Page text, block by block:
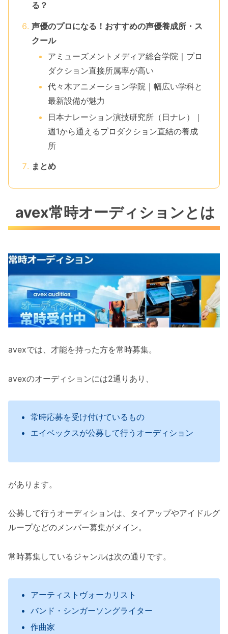
る？
声優のプロになる！おすすめの声優養成所・ス
クール
アミューズメントメディア総合学院｜プロ
ダクション直接所属率が高い
代々木アニメーション学院｜幅広い学科と
最新設備が魅力
日本ナレーション演技研究所（日ナレ）｜
週1から通えるプロダクション直結の養成
所
まとめ
avex常時オーディションとは
avexでは、才能を持った方を常時募集。
avexのオーディションには2通りあり、
常時応募を受け付けているもの
エイベックスが公募して行うオーディション
があります。
公募して行うオーディションは、タイアップやアイドルグ
ループなどのメンバー募集がメイン。
常時募集しているジャンルは次の通りです。
アーティストヴォーカリスト
バンド・シンガーソングライター
作曲家